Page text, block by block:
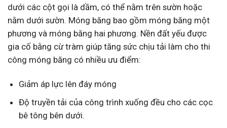
dưới các cột gọi là dầm, có thể nằm trên sườn hoặc
nằm dưới sườn. Móng băng bao gồm móng băng một
phương và móng băng hai phương. Nền đất yếu được
gia cố bằng cừ tràm giúp tăng sức chịu tải làm cho thi
công móng băng có nhiều ưu điểm:
Giảm áp lực lên đáy móng
Độ truyền tải của công trình xuống đều cho các cọc
bê tông bên dưới.